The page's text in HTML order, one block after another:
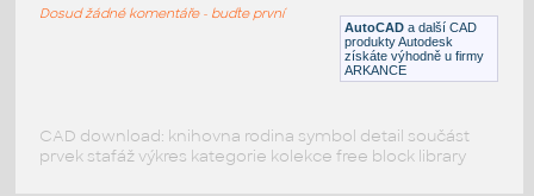
DWG _Různé-Jiné AutoCAD a další CAD
produkty Autodesk
získáte výhodně u firmy
ARKANCE
Dosud žádné komentáře - buďte první
CAD download: knihovna rodina symbol detail součást
prvek stafáž výkres kategorie kolekce free block library